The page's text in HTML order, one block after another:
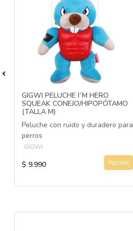
GIGWI PELUCHE I´M HERO
SQUEAK CONEJO/HIPOPÓTAMO
(TALLA M)
Peluche con ruido y duradero para
perros
GIGWI
$ 9.990 Agotado